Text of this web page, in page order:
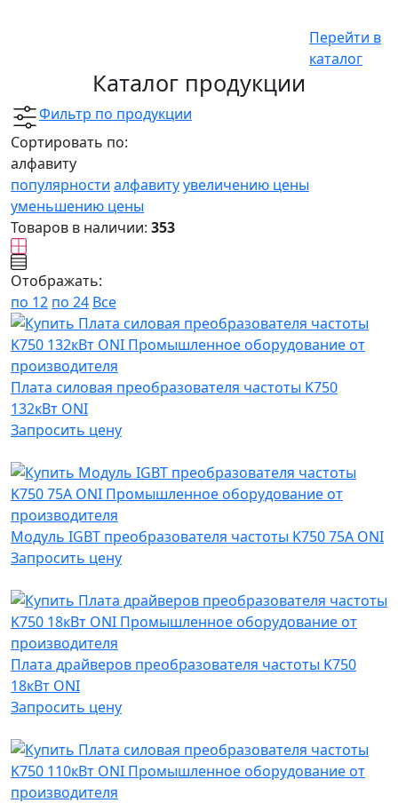
Перейти в
каталог
Каталог продукции
Фильтр по продукции
Сортировать по:
алфавиту
популярности алфавитуувеличению цены
уменьшению цены
Товаров в наличии: 353
Отображать:
по 12 по 24 Все
Плата силовая преобразователя частоты K750
132кВт ONI
Запросить цену
Модуль IGBT преобразователя частоты K750 75А ONI
Запросить цену
Плата драйверов преобразователя частоты K750
18кВт ONI
Запросить цену